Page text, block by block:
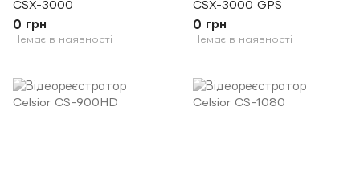
CSX-3000
0 грн
Немає в наявності
CSX-3000 GPS
0 грн
Немає в наявності